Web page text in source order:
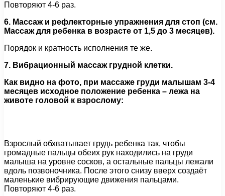
Повторяют 4-6 раз.
6. Массаж и рефлекторные упражнения для стоп (см.
Массаж для ребенка в возрасте от 1,5 до 3 месяцев).
Порядок и кратность исполнения те же.
7. Вибрационный массаж грудной клетки.
Как видно на фото, при массаже груди малышам 3-4
месяцев исходное положение ребенка – лежа на
животе головой к взрослому:
Взрослый обхватывает грудь ребенка так, чтобы
громадные пальцы обеих рук находились на груди
малыша на уровне сосков, а остальные пальцы лежали
вдоль позвоночника. После этого снизу вверх создаёт
маленькие вибрирующие движения пальцами.
Повторяют 4-6 раз.